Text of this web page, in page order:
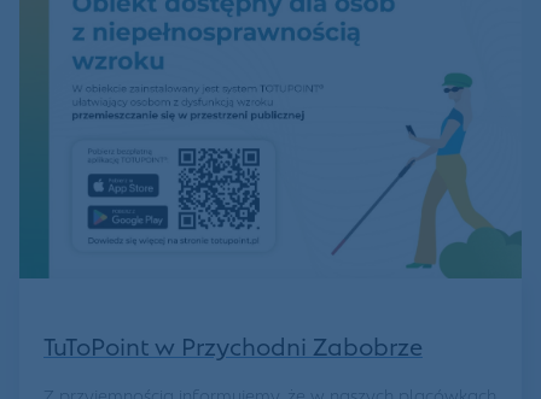
TuToPoint w Przychodni Zabobrze
Z przyjemnością informujemy, że w naszych placówkach